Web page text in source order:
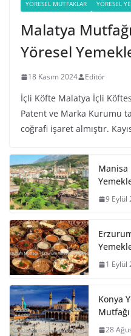
YÖRESEL MUTFAKLAR YÖRESEL
Malatya
Yöresel
18 Kasım 2024 Editör
İçli Köfte Malatya İçli
Patent ve Marka Kurumu
coğrafi işaret almıştır.
Manisa
9 Eylül
1 Eylül
Konya
Mutfağı
28